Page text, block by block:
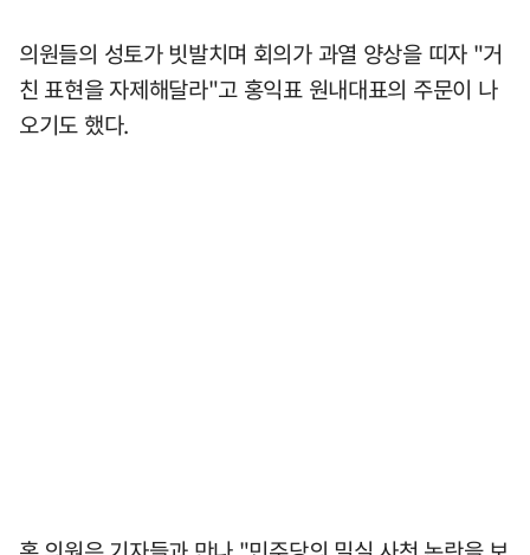
의원들의 성토가 빗발치며 회의가 과열 양상을 띠자 "거
친 표현을 자제해달라"고 홍익표 원내대표의 주문이 나
오기도 했다.